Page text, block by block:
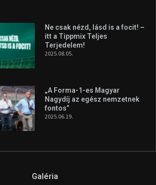
Ne csak nézd, lásd is a focit! –
itt a Tippmix Teljes
Terjedelem!
2025.08.05.
„A Forma-1-es Magyar
Nagydíj az egész nemzetnek
fontos”
2025.06.19.
Galéria